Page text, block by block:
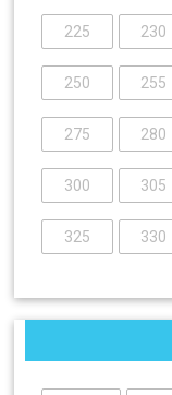
225 230
250 255
275 280
300 305
325 330